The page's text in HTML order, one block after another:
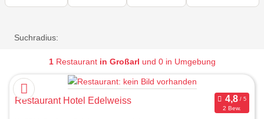
Suchradius:
1Restaurant in Großarl und 0 in Umgebung
Restaurant Hotel Edelweiss
2 Bew.